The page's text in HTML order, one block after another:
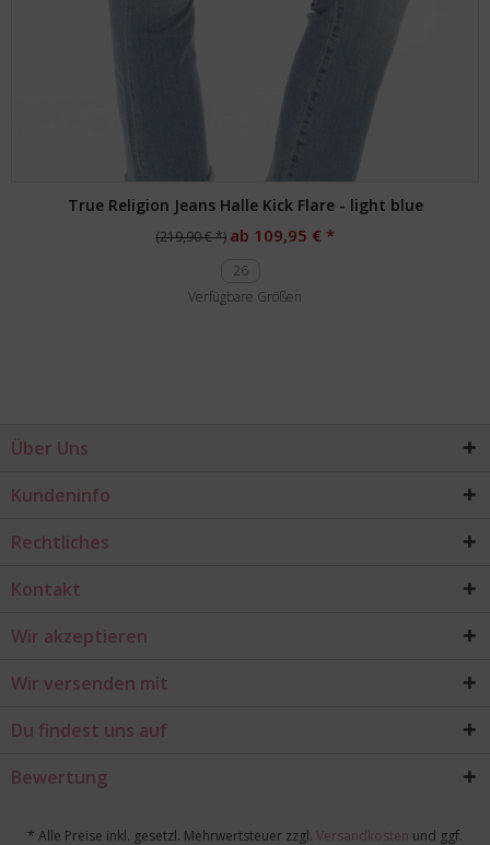
True Religion Jeans Halle Kick Flare - light blue
(219,90 € *) ab 109,95 € *
26
Verfügbare Größen
Über Uns
Kundeninfo
Rechtliches
Kontakt
Wir akzeptieren
Wir versenden mit
Du findest uns auf
Bewertung
* Alle Preise inkl. gesetzl. Mehrwertsteuer zzgl. Versandkosten und ggf.